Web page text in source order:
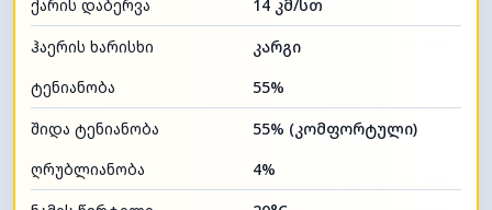
ქარის დაბერვა
14 კმ/სთ
ჰაერის ხარისხი
კარგი
ტენიანობა
55%
შიდა ტენიანობა
55% (კომფორტული)
ღრუბლიანობა
4%